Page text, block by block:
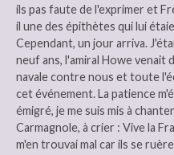
ils pas faute de l'exprimer et
il une des épithètes qui lui
Cependant, un jour arriva.
neuf ans, l'amiral Howe
navale contre nous et toute
cet événement. La patience
émigré, je me suis mis à
Carmagnole, à crier : Vive la
m'en trouvai mal car ils se